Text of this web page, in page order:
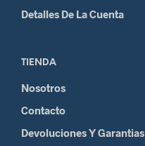
Detalles De La Cuenta
TIENDA
Nosotros
Contacto
Devoluciones Y Garantias